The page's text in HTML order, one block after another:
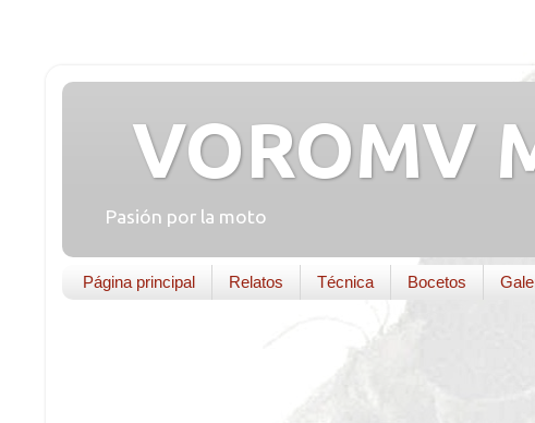
VOROMV
Pasión por la moto
Página principal Relatos Técnica Bocetos